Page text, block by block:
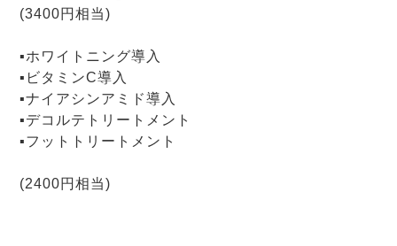
(3400円相当)
▪ホワイトニング導入
▪ビタミンC導入
▪ナイアシンアミド導入
▪デコルテトリートメント
▪フットトリートメント
(2400円相当)